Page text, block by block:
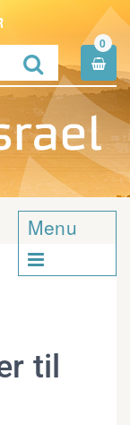

0

Menu

til